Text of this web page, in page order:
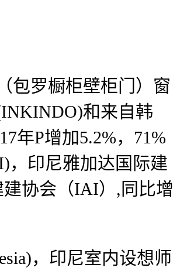
罗橱柜壁柜门）窗
和来自韩
年P增加5.2%，71%
，印尼雅加达国际建
建协会（IAI）,同比增
，印尼室内设想师